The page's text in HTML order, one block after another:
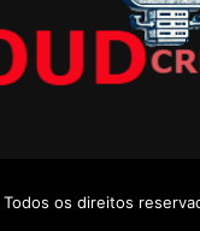
os direitos